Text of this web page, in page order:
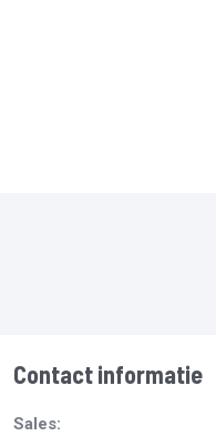
Contact informatie
Sales: